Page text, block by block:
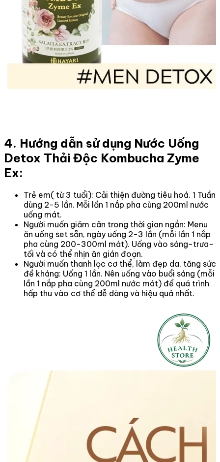
4. Hướng dẫn sử dụng Nước Uống
Detox Thải Độc Kombucha Zyme
Ex:
Trẻ em( từ 3 tuổi): Cải thiện đường tiêu hoá. 1 Tuần
dùng 2-5 lần. Mỗi lần 1 nắp pha cùng 200ml nước
uống mát.
Người muốn giảm cân trong thời gian ngắn: Menu
ăn uống set sẵn, ngày uống 2-3 lần (mỗi lần 1 nắp
pha cùng 200-300ml mát). Uống vào sáng-trưa-
tối và có thể nhịn ăn gián đoạn.
Người muốn thanh lọc cơ thể, làm đẹp da, tăng sức
đề kháng: Uống 1 lần. Nên uống vào buổi sáng (mỗi
lần 1 nắp pha cùng 200ml nước mát) để quá trình
hấp thu vào cơ thể dễ dàng và hiệu quả nhất.